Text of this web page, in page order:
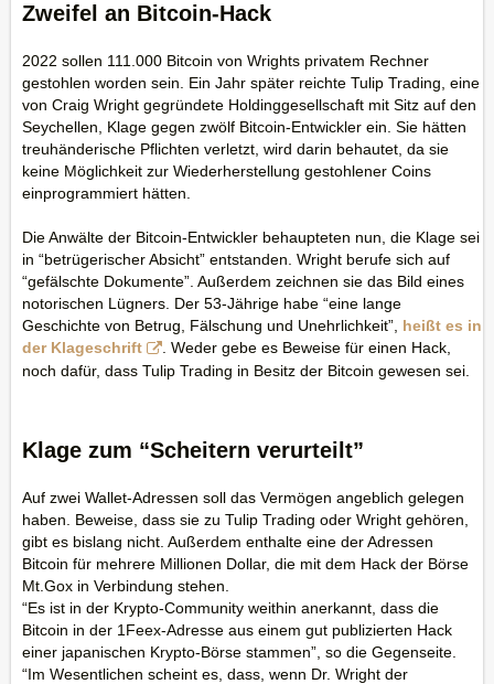
Zweifel an Bitcoin-Hack
2022 sollen 111.000 Bitcoin von Wrights privatem Rechner
gestohlen worden sein. Ein Jahr später reichte Tulip Trading, eine
von Craig Wright gegründete Holdinggesellschaft mit Sitz auf den
Seychellen, Klage gegen zwölf Bitcoin-Entwickler ein. Sie hätten
treuhänderische Pflichten verletzt, wird darin behautet, da sie
keine Möglichkeit zur Wiederherstellung gestohlener Coins
einprogrammiert hätten.
Die Anwälte der Bitcoin-Entwickler behaupteten nun, die Klage sei
in “betrügerischer Absicht” entstanden. Wright berufe sich auf
“gefälschte Dokumente”. Außerdem zeichnen sie das Bild eines
notorischen Lügners. Der 53-Jährige habe “eine lange
Geschichte von Betrug, Fälschung und Unehrlichkeit”, heißt es in
der Klageschrift
. Weder gebe es Beweise für einen Hack,
noch dafür, dass Tulip Trading in Besitz der Bitcoin gewesen sei.
Klage zum “Scheitern verurteilt”
Auf zwei Wallet-Adressen soll das Vermögen angeblich gelegen
haben. Beweise, dass sie zu Tulip Trading oder Wright gehören,
gibt es bislang nicht. Außerdem enthalte eine der Adressen
Bitcoin für mehrere Millionen Dollar, die mit dem Hack der Börse
Mt.Gox in Verbindung stehen.
“Es ist in der Krypto-Community weithin anerkannt, dass die
Bitcoin in der 1Feex-Adresse aus einem gut publizierten Hack
einer japanischen Krypto-Börse stammen”, so die Gegenseite.
“Im Wesentlichen scheint es, dass, wenn Dr. Wright der